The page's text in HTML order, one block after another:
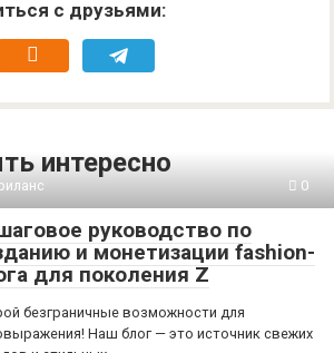
с друзьями:
интересно
0
руководство по
и монетизации fashion-
для поколения Z
безграничные возможности для
Наш блог — это источник свежих